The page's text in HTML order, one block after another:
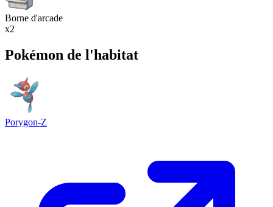
Borne d'arcade
x2
Pokémon de l'habitat
Porygon-Z